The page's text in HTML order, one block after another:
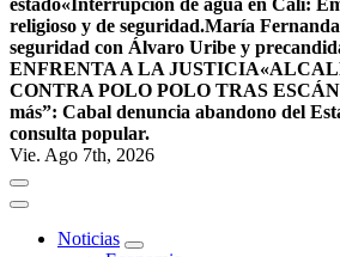
estado«Interrupción de agua en Cali:
religioso y de seguridad.María Fernanda
seguridad con Álvaro Uribe y
ENFRENTA A LA JUSTICIA
CONTRA POLO POLO TRAS
más”: Cabal denuncia abandono del
consulta popular.
Vie. Ago 7th, 2026
Noticias